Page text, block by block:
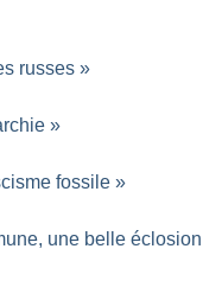
russes »
»
fossile »
une belle éclosion